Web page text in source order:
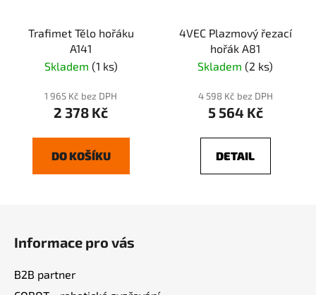
Trafimet Tělo hořáku
A141
Skladem (1 ks)
1 965 Kč bez DPH
2 378 Kč
DO KOŠÍKU
4VEC Plazmový řezací
hořák A81
Skladem (2 ks)
4 598 Kč bez DPH
5 564 Kč
DETAIL
Informace pro vás
B2B partner